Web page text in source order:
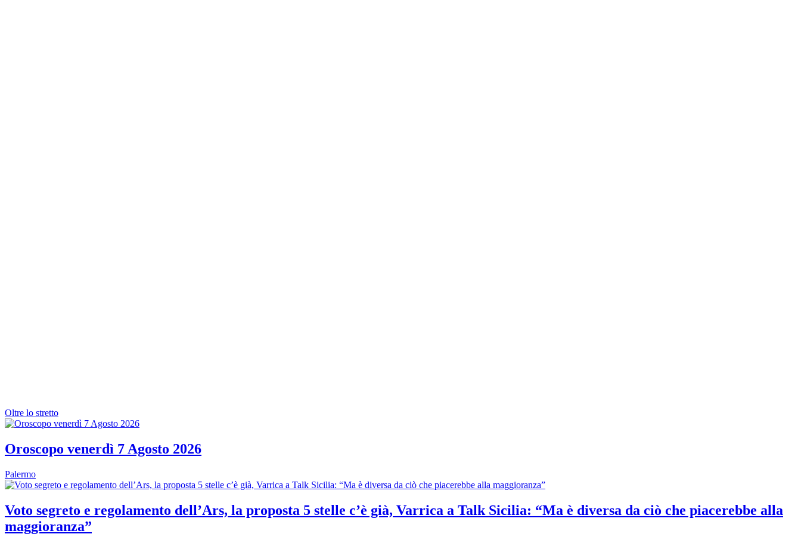
Oltre lo stretto
Oroscopo venerdì 7 Agosto 2026
Palermo
Voto segreto e regolamento dell’Ars, la proposta 5 stelle c’è già, Varrica a Talk Sicilia: “Ma è diversa da ciò che piacerebbe alla
maggioranza”